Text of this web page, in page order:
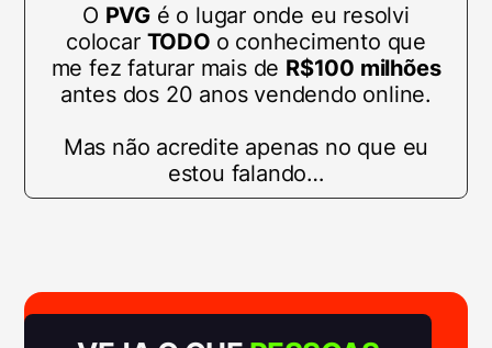
O PVG é o lugar onde eu resolvi
colocar TODO o conhecimento que
me fez faturar mais de R$100 milhões
antes dos 20 anos vendendo online.
Mas não acredite apenas no que eu
estou falando…